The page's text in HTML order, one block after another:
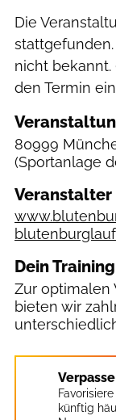
Die
nicht bekannt.
den Termin
80999
(Sportanlage
Veranstalter
Dein
Zur optimalen
bieten wir
künftig